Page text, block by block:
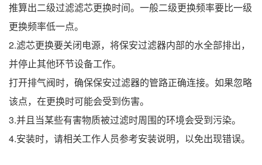
推算出二级过滤滤芯更换时间。一般二级更换频率要比一级
更换频率低一点。
2.滤芯更换要关闭电源，将保安过滤器内部的水全部排出，
并停止其他环节设备工作。
打开排气阀时，确保保安过滤器的管路正确连接。如果忽略
该点，在更换时可能会受到伤害。
3.并且当某些有害物质被过滤时周围的环境会受到污染。
4.安装时，请相关工作人员参考安装说明，以免出现错误。